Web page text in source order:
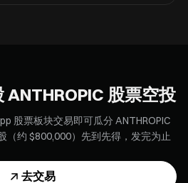
股票空投
股票板块交易即可瓜分 ANTHROPIC
约 $⁦800,000⁩）先到先得，发完为止。
去交易